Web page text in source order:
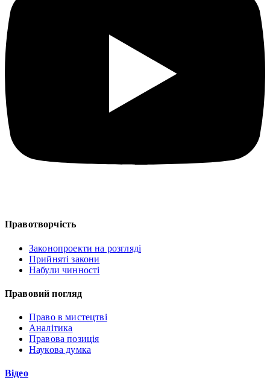
Правотворчість
Законопроекти на розгляді
Прийняті закони
Набули чинності
Правовий погляд
Право в мистецтві
Аналітика
Правова позиція
Наукова думка
Відео